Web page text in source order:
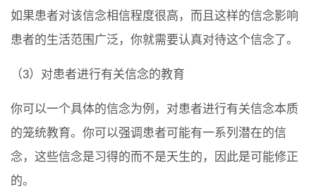
如果患者对该信念相信程度很高，而且这样的信念影响
患者的生活范围广泛，你就需要认真对待这个信念了。
（3）对患者进行有关信念的教育
你可以一个具体的信念为例，对患者进行有关信念本质
的笼统教育。你可以强调患者可能有一系列潜在的信
念，这些信念是习得的而不是天生的，因此是可能修正
的。